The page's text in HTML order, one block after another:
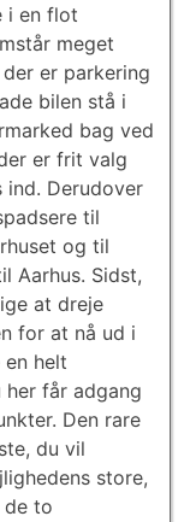
i en flot
meget
er parkering
bilen stå i
bag ved
er frit valg
ind. Derudover
til
og til
Aarhus. Sidst,
at dreje
for at nå ud i
helt
får adgang
Den rare
du vil
store,
to